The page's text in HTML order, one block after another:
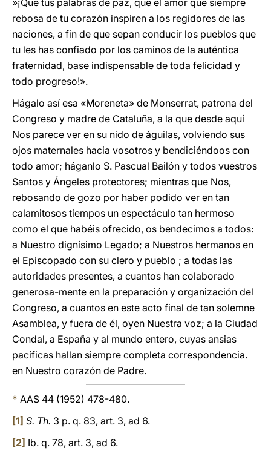
»¡Que tus palabras de paz, que el amor que siempre
rebosa de tu corazón inspiren a los regidores de las
naciones, a fin de que sepan conducir los pueblos que
tu les has confiado por los caminos de la auténtica
fraternidad, base indispensable de toda felicidad y
todo progreso!».
Hágalo así esa «Moreneta» de Monserrat, patrona del
Congreso y madre de Cataluña, a la que desde aquí
Nos parece ver en su nido de águilas, volviendo sus
ojos maternales hacia vosotros y bendiciéndoos con
todo amor; háganlo S. Pascual Bailón y todos vuestros
Santos y Ángeles protectores; mientras que Nos,
rebosando de gozo por haber podido ver en tan
calamitosos tiempos un espectáculo tan hermoso
como el que habéis ofrecido, os bendecimos a todos:
a Nuestro dignísimo Legado; a Nuestros hermanos en
el Episcopado con su clero y pueblo ; a todas las
autoridades presentes, a cuantos han colaborado
generosa-mente en la preparación y organización del
Congreso, a cuantos en este acto final de tan solemne
Asamblea, y fuera de él, oyen Nuestra voz; a la Ciudad
Condal, a España y al mundo entero, cuyas ansias
pacíficas hallan siempre completa correspondencia.
en Nuestro corazón de Padre.
* AAS 44 (1952) 478-480.
[1] S. Th. 3 p. q. 83, art. 3, ad 6.
[2] Ib. q. 78, art. 3, ad 6.